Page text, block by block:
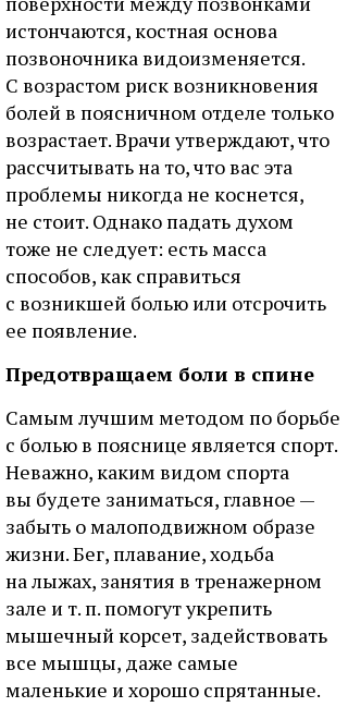
истончаются, костная основа
позвоночника видоизменяется.
С возрастом риск возникновения
болей в поясничном отделе только
возрастает. Врачи утверждают, что
рассчитывать на то, что вас эта
проблемы никогда не коснется,
не стоит. Однако падать духом
тоже не следует: есть масса
способов, как справиться
с возникшей болью или отсрочить
ее появление.
Предотвращаем боли в спине
Самым лучшим методом по борьбе
с болью в пояснице является спорт.
Неважно, каким видом спорта
вы будете заниматься, главное —
забыть о малоподвижном образе
жизни. Бег, плавание, ходьба
на лыжах, занятия в тренажерном
зале и т. п. помогут укрепить
мышечный корсет, задействовать
все мышцы, даже самые
маленькие и хорошо спрятанные.